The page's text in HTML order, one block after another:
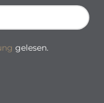
gelesen.